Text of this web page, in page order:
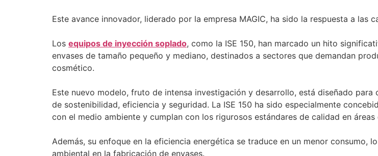
Este avance innovador, liderado por la empresa MAGIC, ha sido la respuesta a las
Los equipos de inyección soplado, como la ISE 150, han marcado un hito
envases de tamaño pequeño y mediano, destinados a sectores que demandan
cosmético.
Este nuevo modelo, fruto de intensa investigación y desarrollo, está diseñado
de sostenibilidad, eficiencia y seguridad. La ISE 150 ha sido especialmente
con el medio ambiente y cumplan con los rigurosos estándares de calidad en
Además, su enfoque en la eficiencia energética se traduce en un menor consumo,
ambiental en la fabricación de envases.